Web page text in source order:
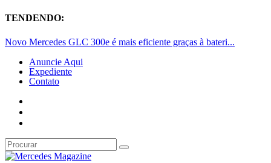
TENDENDO:
Novo Mercedes GLC 300e é mais eficiente graças à bateri...
Anuncie Aqui
Expediente
Contato